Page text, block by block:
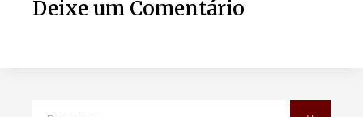
Deixe um Comentário